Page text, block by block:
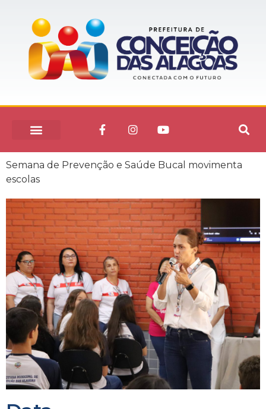
Semana de Prevenção e Saúde Bucal movimenta
escolas